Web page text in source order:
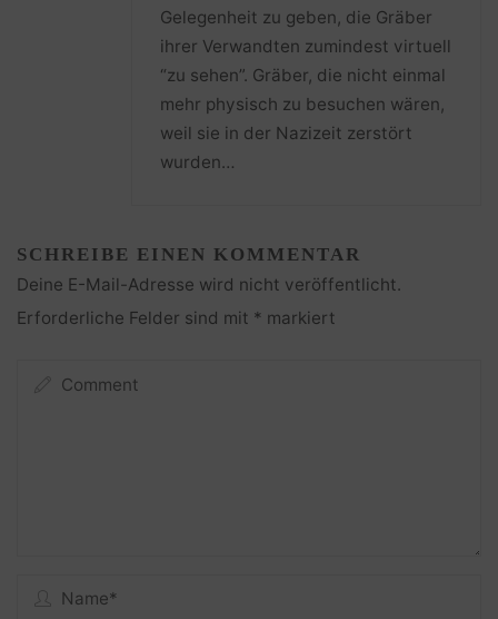
Gelegenheit zu geben, die Gräber
ihrer Verwandten zumindest virtuell
“zu sehen”. Gräber, die nicht einmal
mehr physisch zu besuchen wären,
weil sie in der Nazizeit zerstört
wurden…
SCHREIBE EINEN KOMMENTAR
Deine E-Mail-Adresse wird nicht veröffentlicht.
Erforderliche Felder sind mit * markiert